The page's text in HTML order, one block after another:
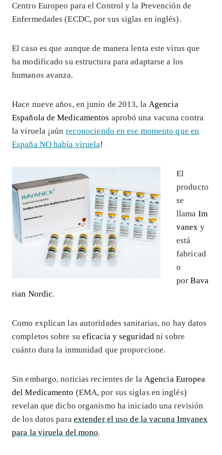
Centro Europeo para el Control y la Prevención de
Enfermedades (ECDC, por sus siglas en inglés).
El caso es que aunque de manera lenta este virus que
ha modificado su estructura para adaptarse a los
humanos avanza.
Hace nueve años, en junio de 2013, la Agencia
Española de Medicamentos aprobó una vacuna contra
la viruela ¡aún reconociendo en ese momento que en
España NO había viruela!
El
producto
se
llama Im
vanex y
está
fabricad
o
porBava
rian Nordic.
Como explican las autoridades sanitarias, no hay datos
completos sobre su eficacia y seguridad ni sobre
cuánto dura la inmunidad que proporcione.
Sin embargo, noticias recientes de la Agencia Europea
del Medicamento (EMA, por sus siglas en inglés)
revelan que dicho organismo ha iniciado una revisión
de los datos para extender el uso de la vacuna Imvanex
para la viruela del mono.